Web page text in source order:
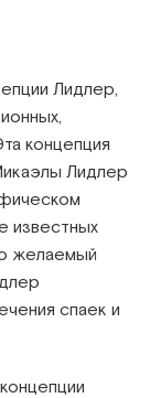
Лидлер,
концепция
Лидлер
известных
желаемый
спаек и